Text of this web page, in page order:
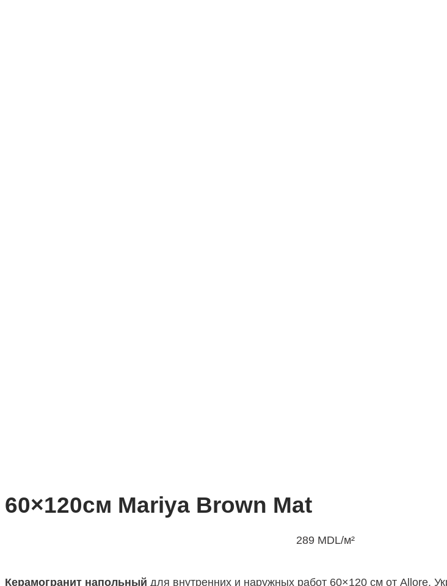
60×120см Mariya Brown Mat
289 MDL/м²
Керамогранит напольный для внутренних и наружных работ 60×120 см от Allore,